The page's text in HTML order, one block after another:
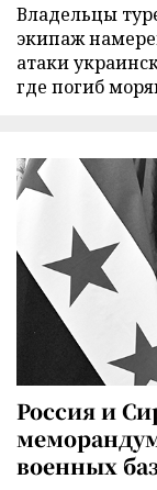
Владельцы
экипаж
атаки
где погиб
Россия и
военных